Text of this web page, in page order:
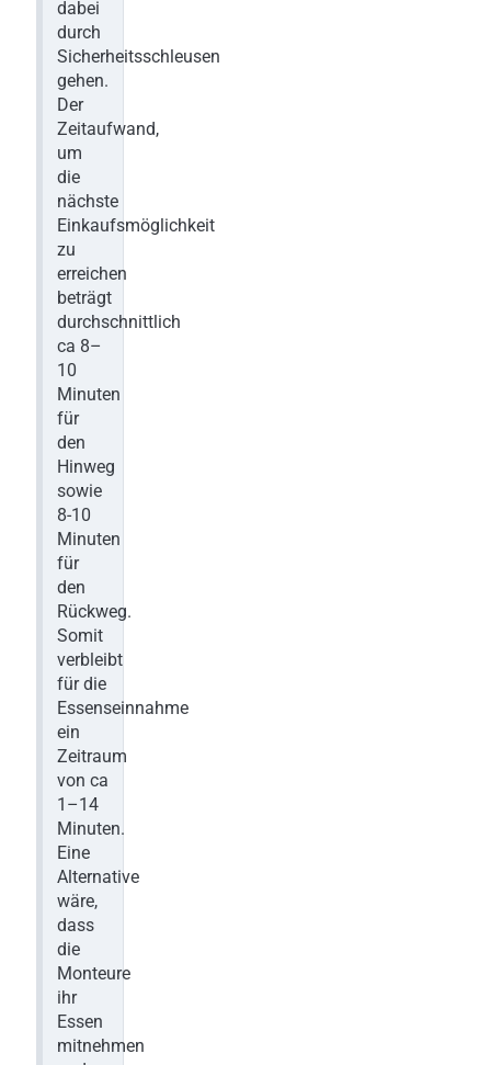
dabei
durch
Sicherheitsschleusen
gehen.
Der
Zeitaufwand,
um
die
nächste
Einkaufsmöglichkeit
zu
erreichen
beträgt
durchschnittlich
ca 8–
10
Minuten
für
den
Hinweg
sowie
8-10
Minuten
für
den
Rückweg.
Somit
verbleibt
für die
Essenseinnahme
ein
Zeitraum
von ca
1–14
Minuten.
Eine
Alternative
wäre,
dass
die
Monteure
ihr
Essen
mitnehmen